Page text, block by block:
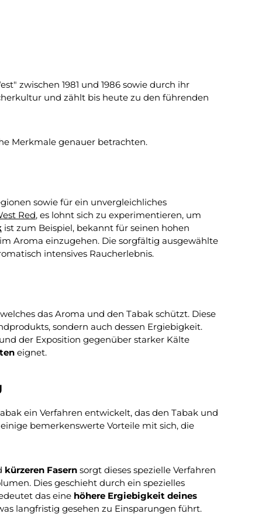
zwischen 1981 und 1986 sowie durch ihr
und zählt bis heute zu den führenden
Merkmale genauer betrachten.
sowie für ein unvergleichliches
Red, es lohnt sich zu experimentieren, um
ist zum Beispiel, bekannt für seinen hohen
Aroma einzugehen. Die sorgfältig ausgewählte
intensives Raucherlebnis.
das Aroma und den Tabak schützt. Diese
sondern auch dessen Ergiebigkeit.
der Exposition gegenüber starker Kälte
eignet.
ein Verfahren entwickelt, das den Tabak und
bemerkenswerte Vorteile mit sich, die
kürzeren Fasern sorgt dieses spezielle Verfahren
Dies geschieht durch ein spezielles
das eine höhere Ergiebigkeit deines
langfristig gesehen zu Einsparungen führt.